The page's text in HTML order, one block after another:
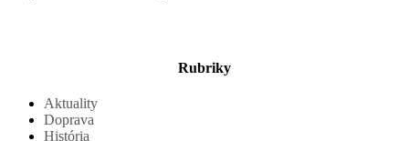
Rubriky
Aktuality
Doprava
História